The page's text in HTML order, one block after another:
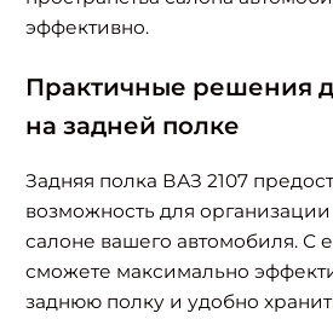
эффективно.
Практичные решения
на задней полке
Задняя полка ВАЗ 2107
возможность для организации
салоне вашего автомобиля. С
сможете максимально
заднюю полку и удобно